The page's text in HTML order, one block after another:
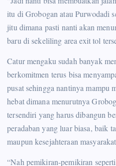
itu di Grobogan atau Purwodadi
jitu dimana pasti nanti akan
baru di sekeliling area exit tol
Catur mengaku sudah banyak
berkomitmen terus bisa
pusat sehingga nantinya mampu
hebat dimana menurutnya
tersendiri yang harus dibangun
peradaban yang luar biasa, baik
maupun kesejahteraan
“Nah pemikiran-pemikiran